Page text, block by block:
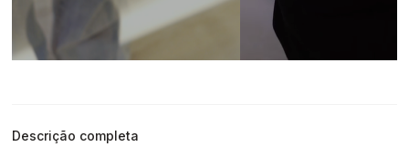
Descrição completa